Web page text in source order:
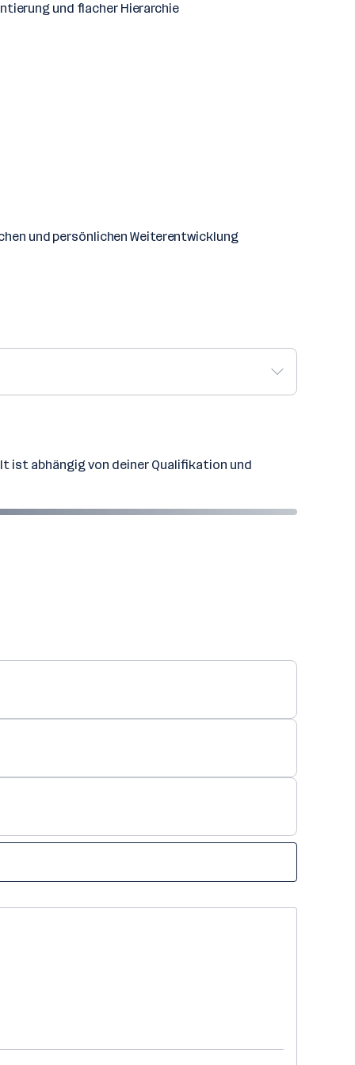
und flacher Hierarchie
und persönlichen Weiterentwicklung
ist abhängig von deiner Qualifikation und